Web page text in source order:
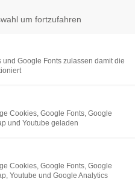
SACHWERTE
um fortzufahren
und Google Fonts zulassen damit die
Cookies, Google Fonts, Google
und Youtube geladen
Cookies, Google Fonts, Google
Youtube und Google Analytics